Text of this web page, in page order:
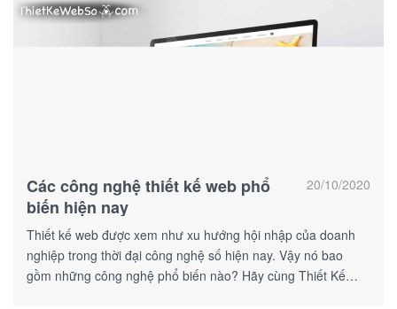
20/10/2020
Các công nghệ thiết kế web phổ
biến hiện nay
Thiết kế web được xem như xu hướng hội nhập của doanh
nghiệp trong thời đại công nghệ số hiện nay. Vậy nó bao
gồm những công nghệ phổ biến nào? Hãy cùng Thiết Kế